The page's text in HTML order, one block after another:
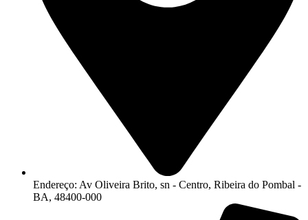
Endereço: Av Oliveira Brito, sn - Centro, Ribeira do Pombal -
BA, 48400-000